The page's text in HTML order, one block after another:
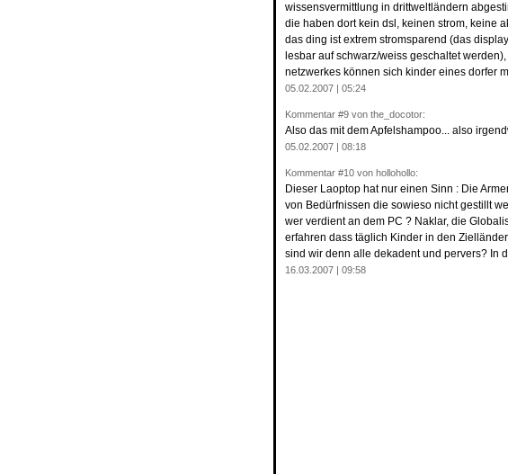
wissensvermittlung in drittweltländern
die haben dort kein dsl, keinen strom, keine
das ding ist extrem stromsparend (das
lesbar auf schwarz/weiss geschaltet
netzwerkes können sich kinder eines dorfer
05.02.2007 | 05:24
Kommentar #9 von the_docotor:
Also das mit dem Apfelshampoo... also
05.02.2007 | 08:18
Kommentar #10 von hollohollo:
Dieser Laoptop hat nur einen Sinn : Die
von Bedürfnissen die sowieso nicht gestillt
wer verdient an dem PC ? Naklar, die
erfahren dass täglich Kinder in den
sind wir denn alle dekadent und pervers? In
16.03.2007 | 09:58